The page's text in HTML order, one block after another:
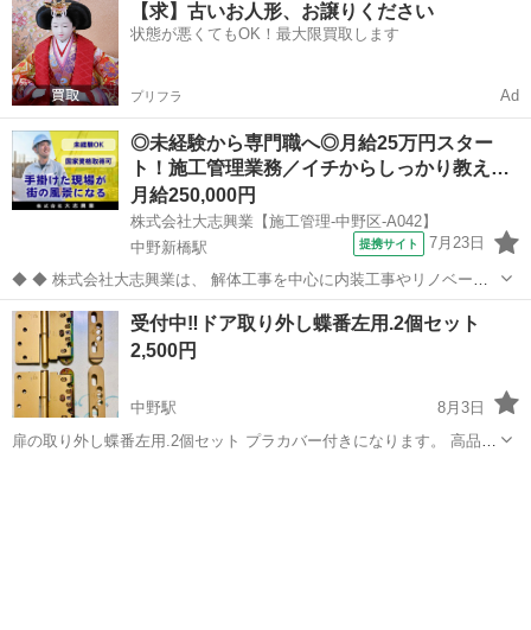
ホワイト 中古(状態良好) 使用期間: 2年未満 多少の傷あり ...
【求】古いお人形、お譲りください
状態が悪くてもOK！最大限買取します
プリフラ Ad
◎未経験から専門職へ◎月給25万円スター
ト！施工管理業務／イチからしっかり教え…
月給250,000円
株式会社大志興業【施工管理-中野区-A042】
中野新橋駅
提携サイト 7月23日
◆ ◆ 株式会社大志興業は、 解体工事を中心に内装工事やリノベーシ
ョン工事まで幅広く手掛ける総合建設企業です。 住宅・店舗・ビルな
ど多様な現場に対応し、解体から施工、廃棄物処理まで一貫して行っ
ています。 20代～40代の...
東京 中野区 中野新橋駅 その他
受付中‼️ドア取り外し蝶番左用.2個セット
2,500円
中野駅
8月3日
扉の取り外し蝶番左用.2個セット プラカバー付きになります。 高品質